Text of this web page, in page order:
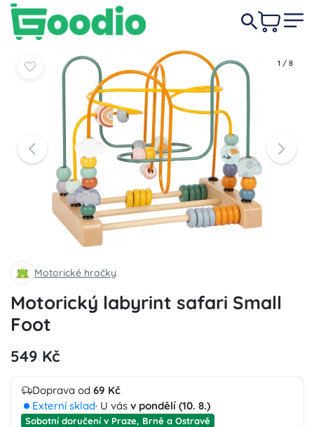
1 / 8
Motorické hračky
Motorický labyrint safari Small
Foot
549 Kč
Doprava od 69 Kč
Externí sklad· U vás v pondělí (10. 8.)
Sobotní doručení v Praze, Brně a Ostravě
549 Kč Do košíku